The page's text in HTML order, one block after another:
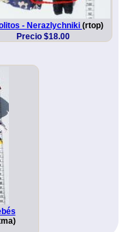
- Nerazlychniki (rtop)
Precio $18.00